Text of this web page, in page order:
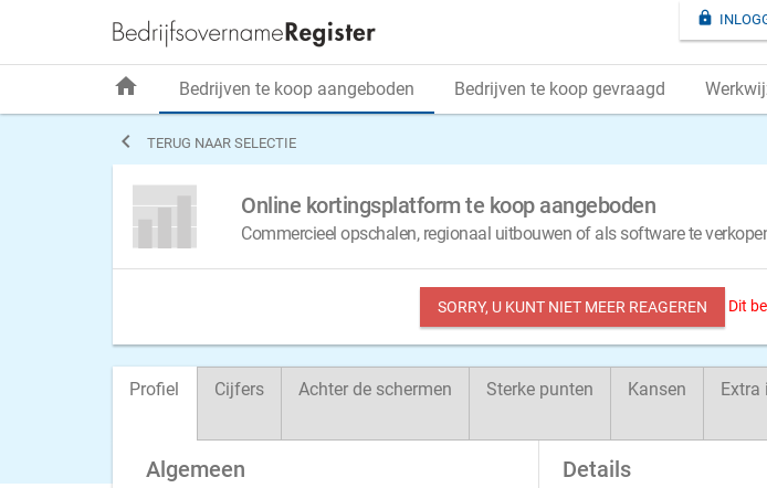
 TERUG NAAR SELECTIE
Online kortingsplatform te koop aangeboden
Commercieel opschalen, regionaal uitbouwen of als software te
SORRY, U KUNT NIET MEER REAGEREN Dit
Profiel Cijfers Achter de schermen Sterke punten Kansen
Algemeen Details

home Bedrijven te koop aangeboden Bedrijven te koop gevraagd